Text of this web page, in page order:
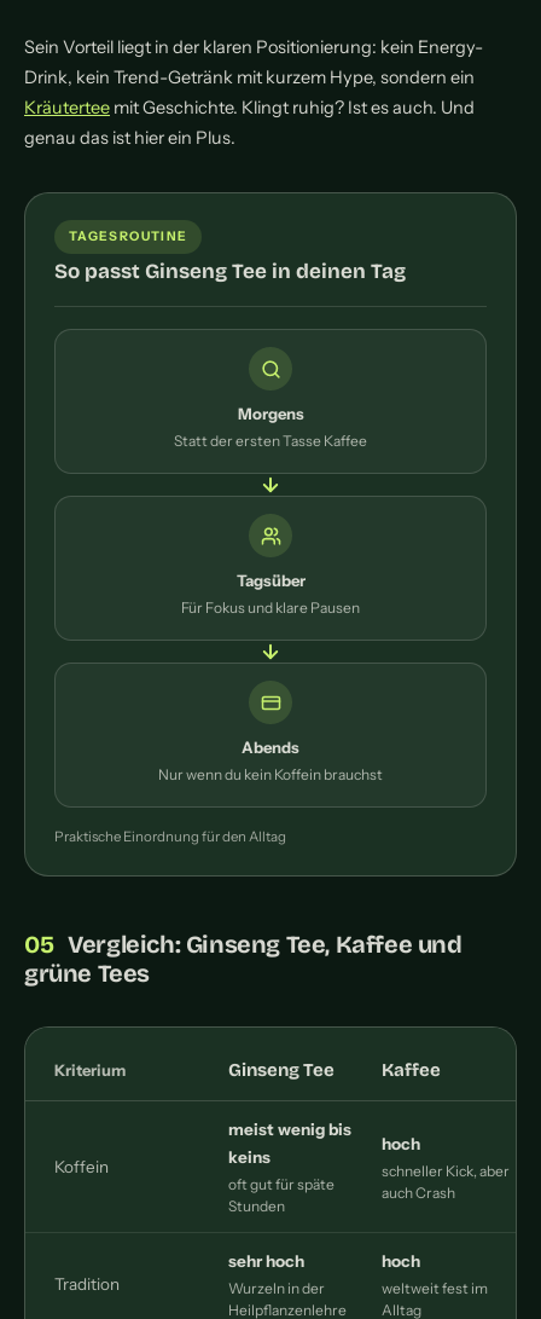
Sein Vorteil liegt in der klaren Positionierung: kein Energy-
Drink, kein Trend-Getränk mit kurzem Hype, sondern ein
Kräutertee mit Geschichte. Klingt ruhig? Ist es auch. Und
genau das ist hier ein Plus.
TAGESROUTINE
So passt Ginseng Tee in deinen Tag
Morgens
Statt der ersten Tasse Kaffee
Tagsüber
Für Fokus und klare Pausen
Abends
Nur wenn du kein Koffein brauchst
Praktische Einordnung für den Alltag
Vergleich: Ginseng Tee, Kaffee und
grüne Tees
Kriterium Ginseng Tee Kaffee
Koffein
meist wenig bis
keins
oft gut für späte
Stunden
hoch
schneller Kick, aber
auch Crash
Tradition
sehr hoch
Wurzeln in der
Heilpflanzenlehre
hoch
weltweit fest im
Alltag